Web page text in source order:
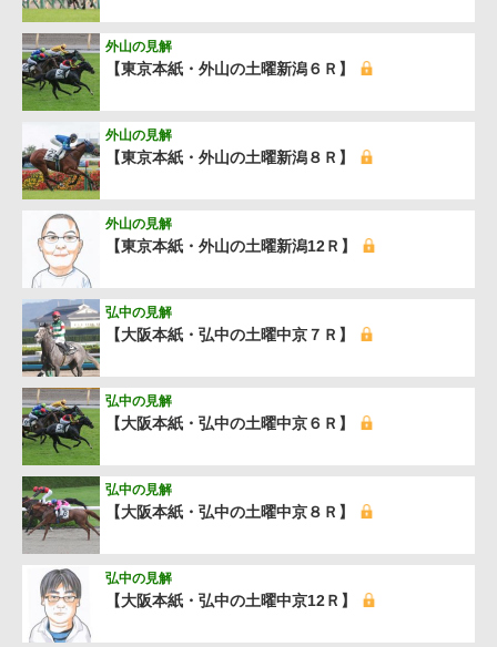
【東京本紙・外山の土曜新潟６Ｒ】
外山の見解
【東京本紙・外山の土曜新潟８Ｒ】
外山の見解
【東京本紙・外山の土曜新潟12Ｒ】
外山の見解
【大阪本紙・弘中の土曜中京７Ｒ】
弘中の見解
【大阪本紙・弘中の土曜中京６Ｒ】
弘中の見解
【大阪本紙・弘中の土曜中京８Ｒ】
弘中の見解
【大阪本紙・弘中の土曜中京12Ｒ】
弘中の見解